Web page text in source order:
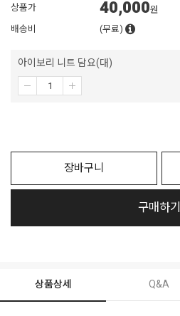
상품가 40,000원
배송비
(무료)
아이보리 니트 담요(대)
장바구니
구매하기
상품상세 Q&A